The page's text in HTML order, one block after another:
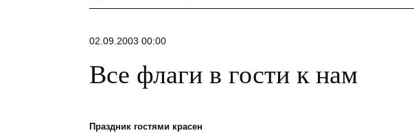
02.09.2003 00:00
Все флаги в гости к нам
Праздник гостями красен